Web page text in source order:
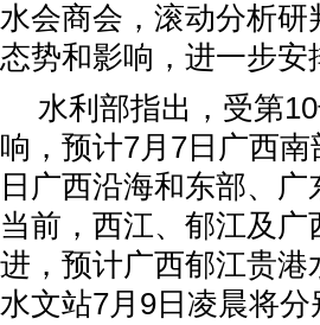
水会商会，滚动分析研
态势和影响，进一步
水利部指出，受第
响，预计7月7日广西
日广西沿海和东部、
当前，西江、郁江及
进，预计广西郁江贵
水文站7月9日凌晨将